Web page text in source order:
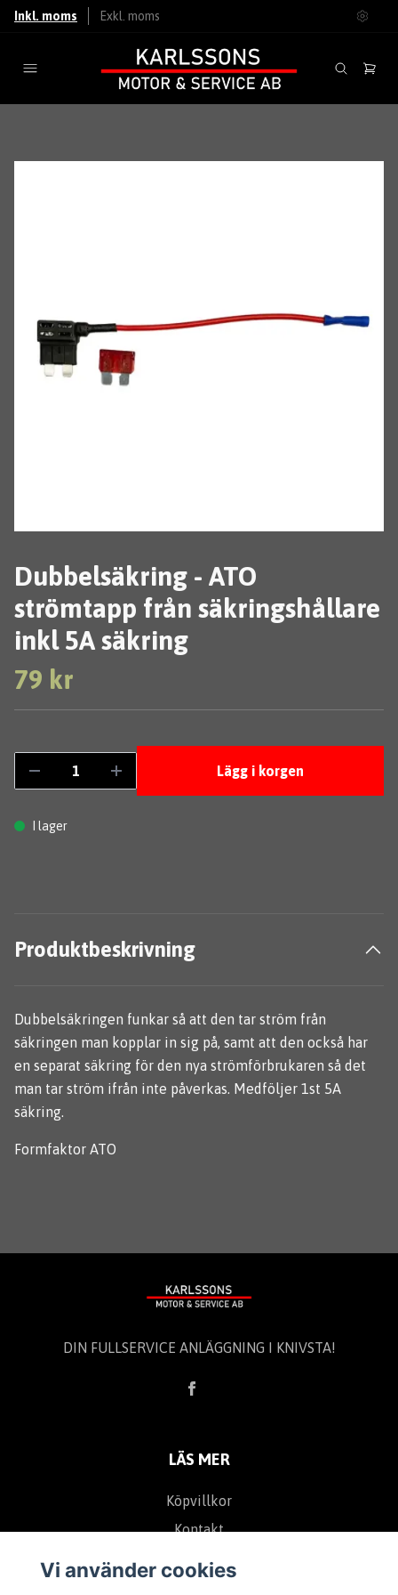
Inkl. moms Exkl. moms
Dubbelsäkring - ATO
strömtapp från säkringshållare
inkl 5A säkring
79 kr
Lägg i korgen
I lager
Produktbeskrivning
Dubbelsäkringen funkar så att den tar ström från
säkringen man kopplar in sig på, samt att den också har
en separat säkring för den nya strömförbrukaren så det
man tar ström ifrån inte påverkas. Medföljer 1st 5A
säkring.
Formfaktor ATO
DIN FULLSERVICE ANLÄGGNING I KNIVSTA!
LÄS MER
Köpvillkor
Kontakt
Vi använder cookies